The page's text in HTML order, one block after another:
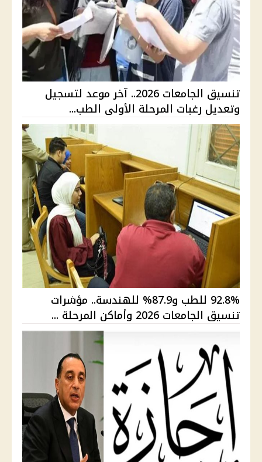
تنسيق الجامعات 2026.. آخر موعد لتسجيل
وتعديل رغبات المرحلة الأولى الطب...
92.8% للطب و87.9% للهندسة.. مؤشرات
تنسيق الجامعات 2026 وأماكن المرحلة ...